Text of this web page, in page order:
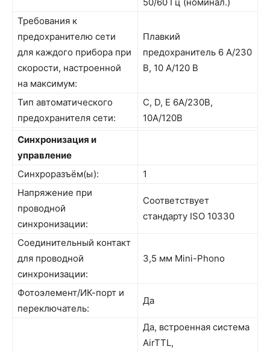
Требования к
предохранителю сети
для каждого прибора при
скорости, настроенной
на максимум:
Плавкий
предохранитель 6 A/230
В, 10 A/120 В
Тип автоматического
предохранителя сети:
C, D, E 6A/230В,
10A/120В
Синхронизация и
управление
Синхроразъём(ы):
1
Напряжение при
проводной
синхронизации:
Соответствует
стандарту ISO 10330
Соединительный контакт
для проводной
синхронизации:
3,5 мм Mini-Phono
Фотоэлемент/ИК-порт и
переключатель:
Да
Да, встроенная система
AirTTL,